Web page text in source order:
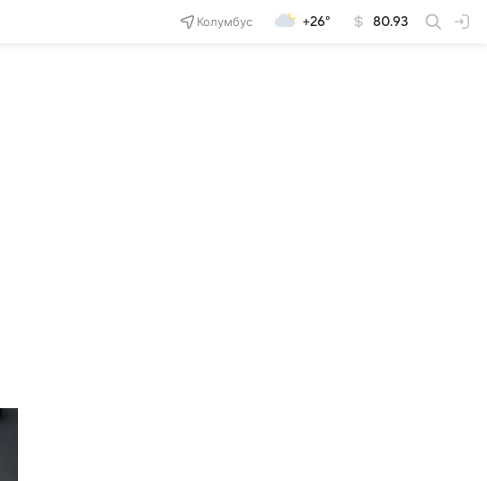
Колумбус +26° 80.93